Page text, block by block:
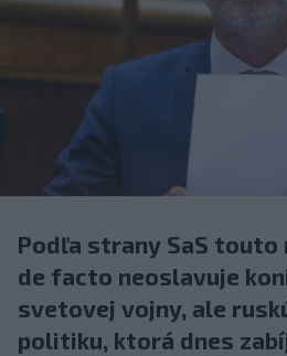
Podľa strany SaS touto
de facto neoslavuje
svetovej vojny, ale
politiku, ktorá dnes